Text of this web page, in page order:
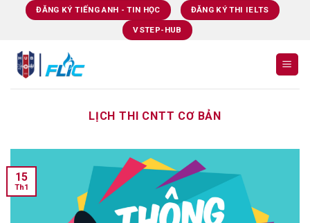
ĐĂNG KÝ TIẾNG ANH - TIN HỌC ĐĂNG KÝ THI IELTS
VSTEP-HUB
LỊCH THI CNTT CƠ BẢN
15
Th1